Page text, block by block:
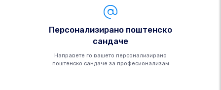
Персонализирано поштенско
сандаче
Направете го вашето персонализирано
поштенско сандаче за професионализам